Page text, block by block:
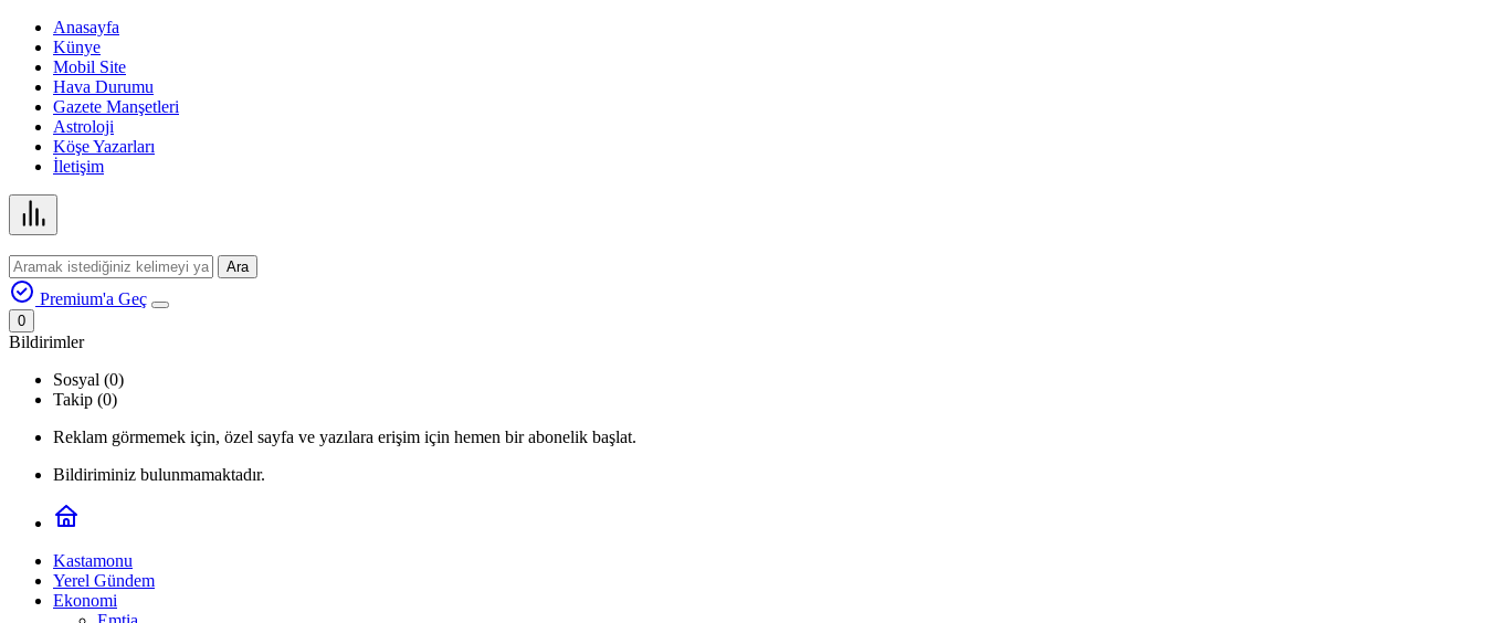
Anasayfa
Künye
Mobil Site
Hava Durumu
Gazete Manşetleri
Astroloji
Köşe Yazarları
İletişim
Ara
Premium'a Geç
0
Bildirimler
Sosyal (0)
Takip (0)
Reklam görmemek için, özel sayfa ve yazılara erişim için hemen bir abonelik başlat.
Bildiriminiz bulunmamaktadır.
Kastamonu
Yerel Gündem
Ekonomi